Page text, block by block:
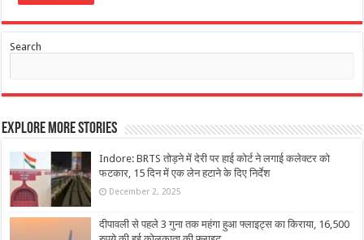
Search
Explore More Stories
Indore: BRTS तोड़ने में देरी पर हाई कोर्ट ने लगाई कलेक्‍टर को
फटकार, 15 दिन में एक लेन हटाने के दिए निर्देश
December 2, 2025
दीपावली से पहले 3 गुना तक महंगा हुआ फ्लाइट्स का किराया, 16,500